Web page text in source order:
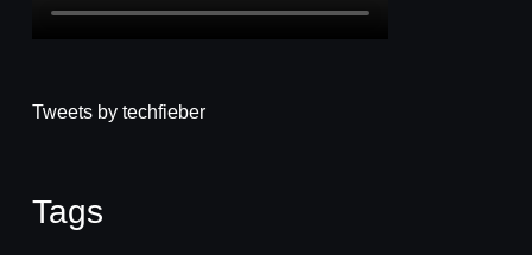
Tweets by techfieber
Tags